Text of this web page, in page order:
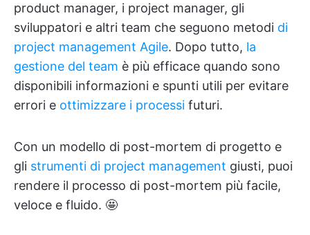
product manager, i project manager, gli
sviluppatori e altri team che seguono metodi di
project management Agile. Dopo tutto, la
gestione del team è più efficace quando sono
disponibili informazioni e spunti utili per evitare
errori e ottimizzare i processi futuri.
Con un modello di post-mortem di progetto e
gli strumenti di project management giusti, puoi
rendere il processo di post-mortem più facile,
veloce e fluido. 🤩